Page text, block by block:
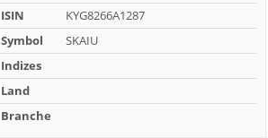
ISIN
KYG8266A1287
Symbol
SKAIU
Indizes
Land
Branche